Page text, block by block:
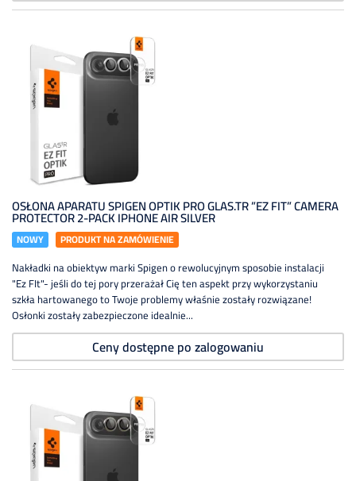
OSŁONA APARATU SPIGEN OPTIK PRO GLAS.TR ”EZ FIT” CAMERA
PROTECTOR 2-PACK IPHONE AIR SILVER
NOWY PRODUKT NA ZAMÓWIENIE
Nakładki na obiektyw marki Spigen o rewolucyjnym sposobie instalacji
"Ez FIt"- jeśli do tej pory przerażał Cię ten aspekt przy wykorzystaniu
szkła hartowanego to Twoje problemy właśnie zostały rozwiązane!
Osłonki zostały zabezpieczone idealnie...
Ceny dostępne po zalogowaniu